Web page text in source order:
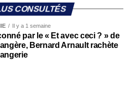
CONSULTÉS
Il y a 1 semaine
par le « Et avec ceci ? » de
Bernard Arnault rachète